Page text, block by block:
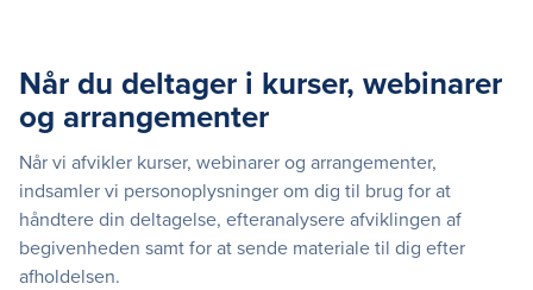
Når du deltager i kurser, webinarer
og arrangementer
Når vi afvikler kurser, webinarer og arrangementer,
indsamler vi personoplysninger om dig til brug for at
håndtere din deltagelse, efteranalysere afviklingen af
begivenheden samt for at sende materiale til dig efter
afholdelsen.